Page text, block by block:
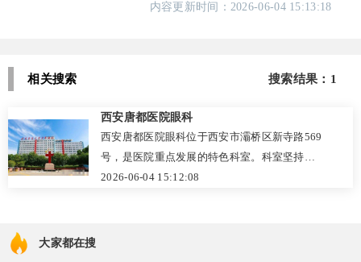
内容更新时间：2026-06-04 15:13:18
相关搜索 搜索结果：1
西安唐都医院眼科
西安唐都医院眼科位于西安市灞桥区新寺路569
号，是医院重点发展的特色科室。科室坚持以
患者为中心，在近视矫正（全飞秒、半飞秒、
2026-06-04 15:12:08
大家都在搜